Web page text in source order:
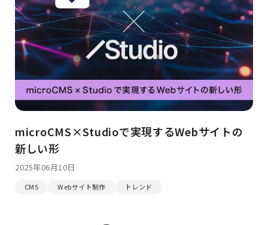
microCMS×Studioで実現するWebサイトの
新しい形
2025年06月10日
CMS Webサイト制作 トレンド